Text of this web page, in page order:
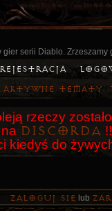
serii Diablo. Zrzeszamy
Rejestracja
Aktywne tematy
rzeczy
Discorda
kiedyś do
Zaloguj się lub